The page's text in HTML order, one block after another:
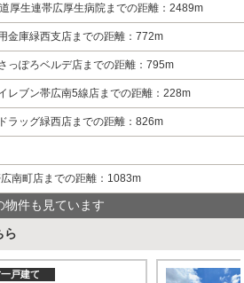
厚生連帯広厚生病院までの距離：2489m
金庫緑西支店までの距離：772m
っぽろベルデ店までの距離：795m
レブン帯広南5線店までの距離：228m
ラッグ緑西店までの距離：826m
南町店までの距離：1083m
物件も見ています
ら
戸建て